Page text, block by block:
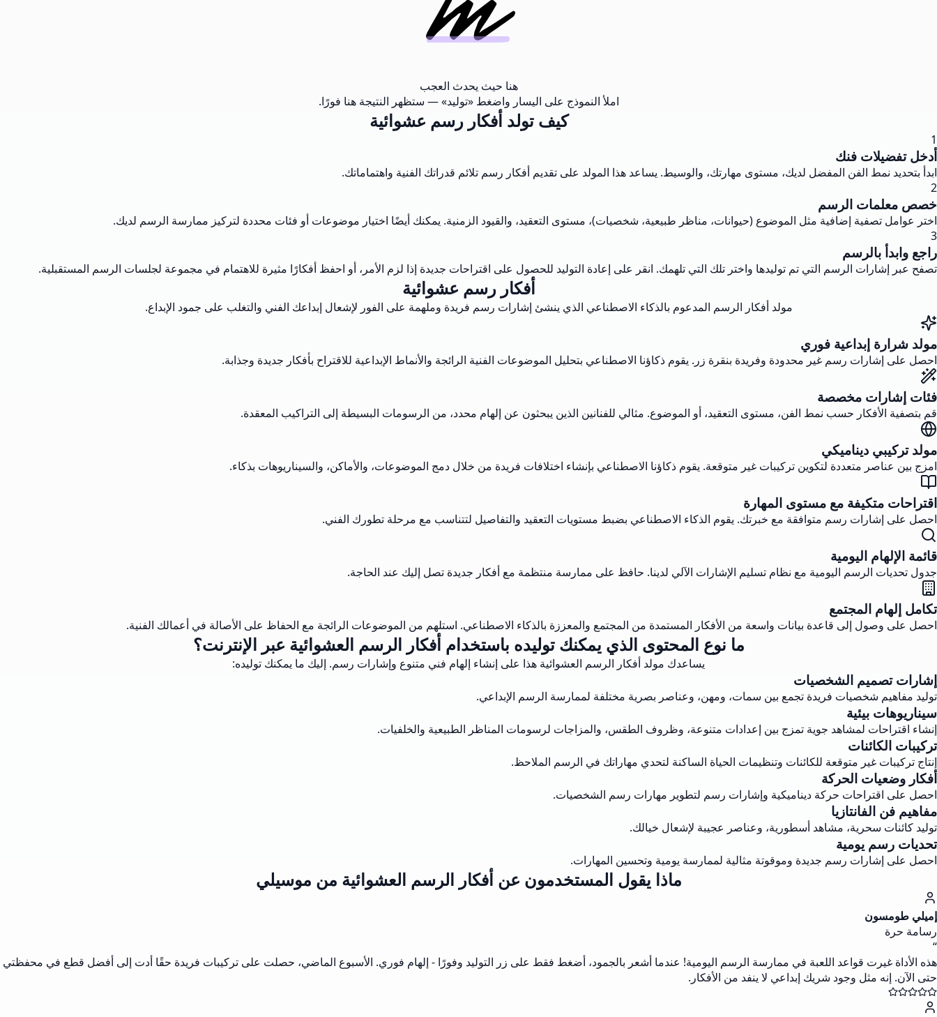
هنا حيث يحدث العجب
املأ النموذج على اليسار واضغط «توليد» — ستظهر النتيجة هنا فورًا.
كيف تولد أفكار رسم عشوائية
1
أدخل تفضيلات فنك
ابدأ بتحديد نمط الفن المفضل لديك، مستوى مهارتك، والوسيط. يساعد هذا المولد على تقديم أفكار رسم تلائم قدراتك الفنية واهتماماتك.
2
خصص معلمات الرسم
اختر عوامل تصفية إضافية مثل الموضوع (حيوانات، مناظر طبيعية، شخصيات)، مستوى التعقيد، والقيود الزمنية. يمكنك أيضًا اختيار موضوعات أو فئات محددة لتركيز ممارسة الرسم لديك.
3
راجع وابدأ بالرسم
تصفح عبر إشارات الرسم التي تم توليدها واختر تلك التي تلهمك. انقر على إعادة التوليد للحصول على اقتراحات جديدة إذا لزم الأمر، أو احفظ أفكارًا مثيرة للاهتمام في مجموعة لجلسات الرسم المستقبلية.
أفكار رسم عشوائية
مولد أفكار الرسم المدعوم بالذكاء الاصطناعي الذي ينشئ إشارات رسم فريدة وملهمة على الفور لإشعال إبداعك الفني والتغلب على جمود الإبداع.
مولد شرارة إبداعية فوري
احصل على إشارات رسم غير محدودة وفريدة بنقرة زر. يقوم ذكاؤنا الاصطناعي بتحليل الموضوعات الفنية الرائجة والأنماط الإبداعية للاقتراح بأفكار جديدة وجذابة.
فئات إشارات مخصصة
قم بتصفية الأفكار حسب نمط الفن، مستوى التعقيد، أو الموضوع. مثالي للفنانين الذين يبحثون عن إلهام محدد، من الرسومات البسيطة إلى التراكيب المعقدة.
مولد تركيبي ديناميكي
امزج بين عناصر متعددة لتكوين تركيبات غير متوقعة. يقوم ذكاؤنا الاصطناعي بإنشاء اختلافات فريدة من خلال دمج الموضوعات، والأماكن، والسيناريوهات بذكاء.
اقتراحات متكيفة مع مستوى المهارة
احصل على إشارات رسم متوافقة مع خبرتك. يقوم الذكاء الاصطناعي بضبط مستويات التعقيد والتفاصيل لتتناسب مع مرحلة تطورك الفني.
قائمة الإلهام اليومية
جدول تحديات الرسم اليومية مع نظام تسليم الإشارات الآلي لدينا. حافظ على ممارسة منتظمة مع أفكار جديدة تصل إليك عند الحاجة.
تكامل إلهام المجتمع
احصل على وصول إلى قاعدة بيانات واسعة من الأفكار المستمدة من المجتمع والمعززة بالذكاء الاصطناعي. استلهم من الموضوعات الرائجة مع الحفاظ على الأصالة في أعمالك الفنية.
ما نوع المحتوى الذي يمكنك توليده باستخدام أفكار الرسم العشوائية عبر الإنترنت؟
يساعدك مولد أفكار الرسم العشوائية هذا على إنشاء إلهام فني متنوع وإشارات رسم. إليك ما يمكنك توليده:
إشارات تصميم الشخصيات
توليد مفاهيم شخصيات فريدة تجمع بين سمات، ومهن، وعناصر بصرية مختلفة لممارسة الرسم الإبداعي.
سيناريوهات بيئية
إنشاء اقتراحات لمشاهد جوية تمزج بين إعدادات متنوعة، وظروف الطقس، والمزاجات لرسومات المناظر الطبيعية والخلفيات.
تركيبات الكائنات
إنتاج تركيبات غير متوقعة للكائنات وتنظيمات الحياة الساكنة لتحدي مهاراتك في الرسم الملاحظ.
أفكار وضعيات الحركة
احصل على اقتراحات حركة ديناميكية وإشارات رسم لتطوير مهارات رسم الشخصيات.
مفاهيم فن الفانتازيا
توليد كائنات سحرية، مشاهد أسطورية، وعناصر عجيبة لإشعال خيالك.
تحديات رسم يومية
احصل على إشارات رسم جديدة وموقوتة مثالية لممارسة يومية وتحسين المهارات.
ماذا يقول المستخدمون عن أفكار الرسم العشوائية من موسيلي
إميلي طومسون
رسامة حرة
“
هذه الأداة غيرت قواعد اللعبة في ممارسة الرسم اليومية! عندما أشعر بالجمود، أضغط فقط على زر التوليد وفورًا - إلهام فوري. الأسبوع الماضي، حصلت على تركيبات فريدة حقًا أدت إلى أفضل قطع في محفظتي
حتى الآن. إنه مثل وجود شريك إبداعي لا ينفد من الأفكار.